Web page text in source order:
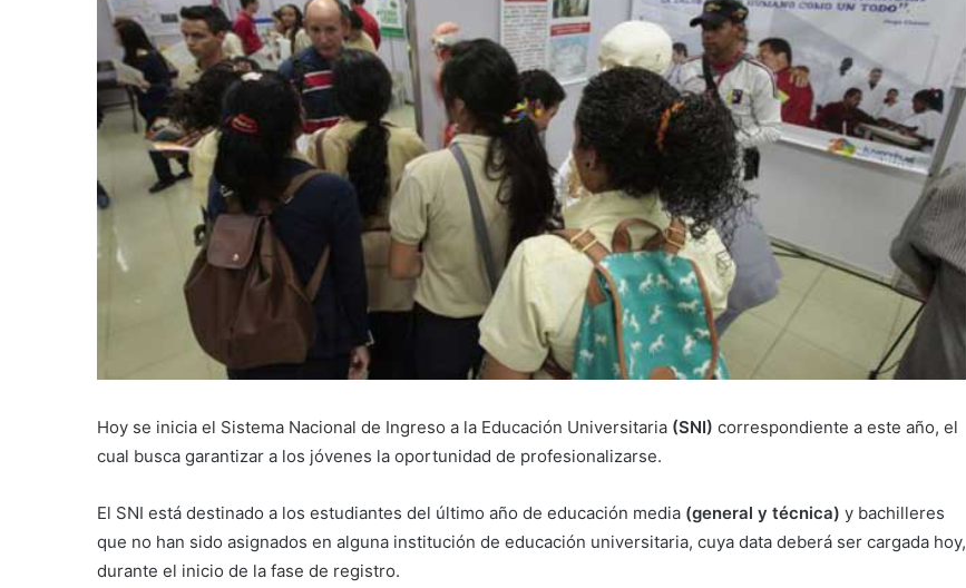
Hoy se inicia el Sistema Nacional de Ingreso a la Educación Universitaria (SNI) correspondiente a este año, el
cual busca garantizar a los jóvenes la oportunidad de profesionalizarse.
El SNI está destinado a los estudiantes del último año de educación media (general y técnica) y bachilleres
que no han sido asignados en alguna institución de educación universitaria, cuya data deberá ser cargada hoy,
durante el inicio de la fase de registro.